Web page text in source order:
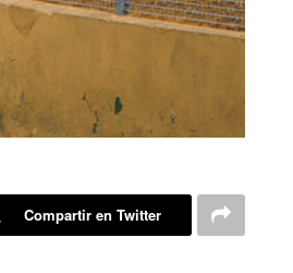
Compartir en Twitter